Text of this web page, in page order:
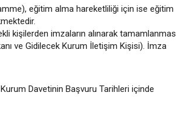
eğitim alma hareketliliği için ise eğitim
kişilerden imzaların alınarak
ve Gidilecek Kurum İletişim Kişisi). İmza
Davetinin Başvuru Tarihleri içinde